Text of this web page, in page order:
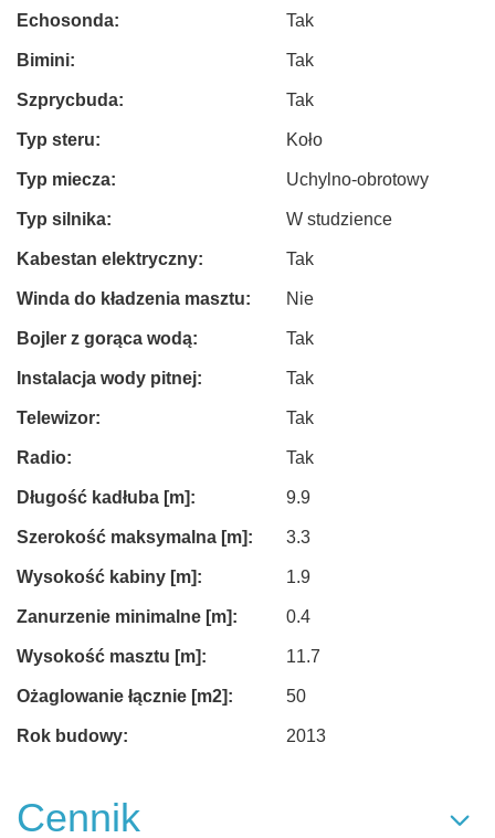
Echosonda: Tak
Bimini: Tak
Szprycbuda: Tak
Typ steru: Koło
Typ miecza: Uchylno-obrotowy
Typ silnika: W studzience
Kabestan elektryczny: Tak
Winda do kładzenia masztu: Nie
Bojler z gorąca wodą: Tak
Instalacja wody pitnej: Tak
Telewizor: Tak
Radio: Tak
Długość kadłuba [m]: 9.9
Szerokość maksymalna [m]: 3.3
Wysokość kabiny [m]: 1.9
Zanurzenie minimalne [m]: 0.4
Wysokość masztu [m]: 11.7
Ożaglowanie łącznie [m2]: 50
Rok budowy: 2013
Cennik